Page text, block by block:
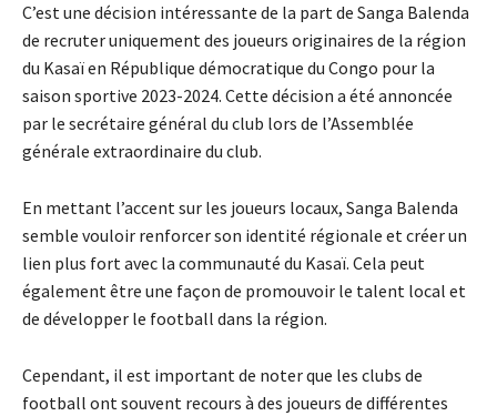
C’est une décision intéressante de la part de Sanga Balenda
de recruter uniquement des joueurs originaires de la région
du Kasaï en République démocratique du Congo pour la
saison sportive 2023-2024. Cette décision a été annoncée
par le secrétaire général du club lors de l’Assemblée
générale extraordinaire du club.
En mettant l’accent sur les joueurs locaux, Sanga Balenda
semble vouloir renforcer son identité régionale et créer un
lien plus fort avec la communauté du Kasaï. Cela peut
également être une façon de promouvoir le talent local et
de développer le football dans la région.
Cependant, il est important de noter que les clubs de
football ont souvent recours à des joueurs de différentes